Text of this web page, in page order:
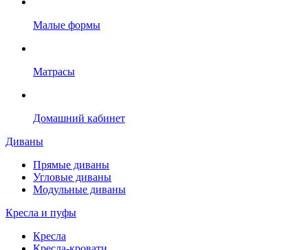
Малые формы
Матрасы
Домашний кабинет
Диваны
Прямые диваны
Угловые диваны
Модульные диваны
Кресла и пуфы
Кресла